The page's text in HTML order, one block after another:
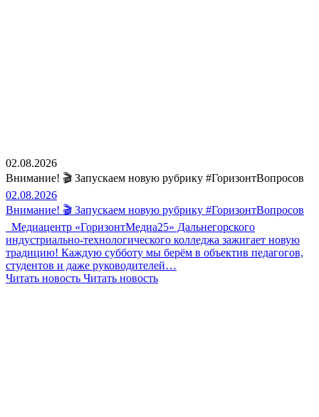
02.08.2026
Внимание! 🎬 Запускаем новую рубрику #ГоризонтВопросов
02.08.2026
Внимание! 🎬 Запускаем новую рубрику #ГоризонтВопросов
Медиацентр «ГоризонтМедиа25» Дальнегорского
индустриально-технологического колледжа зажигает новую
традицию! Каждую субботу мы берём в объектив педагогов,
студентов и даже руководителей…
Читать новость Читать новость